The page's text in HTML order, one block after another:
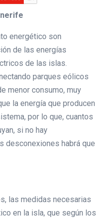
energético son
de las energías
de las islas.
parques eólicos
menor consumo, muy
la energía que producen
por lo que, cuantos
si no hay
desconexiones habrá que
las medidas necesarias
en la isla, que según los